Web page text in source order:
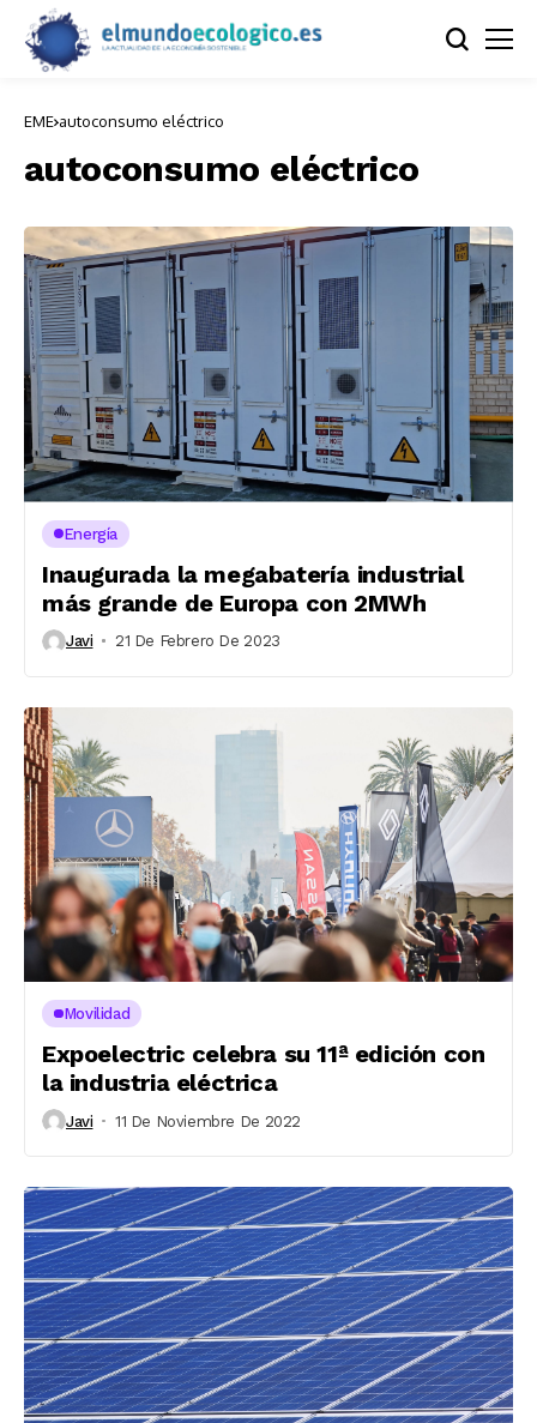
EME autoconsumo eléctrico
autoconsumo eléctrico
Energía
Inaugurada la megabatería industrial
más grande de Europa con 2MWh
Javi 21 De Febrero De 2023
Movilidad
Expoelectric celebra su 11ª edición con
la industria eléctrica
Javi 11 De Noviembre De 2022